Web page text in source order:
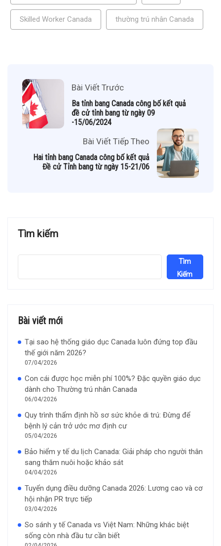
Skilled Worker Canada thường trú nhân Canada
Bài Viết Trước
Ba tỉnh bang Canada công bố kết quả
đề cử tỉnh bang từ ngày 09
-15/06/2024
Bài Viết Tiếp Theo
Hai tỉnh bang Canada công bố kết quả
Đề cử Tỉnh bang từ ngày 15-21/06
Tìm kiếm
Tìm
Kiếm
Bài viết mới
Tại sao hệ thống giáo dục Canada luôn đứng top đầu
thế giới năm 2026?
07/04/2026
Con cái được học miễn phí 100%? Đặc quyền giáo dục
dành cho Thường trú nhân Canada
06/04/2026
Quy trình thẩm định hồ sơ sức khỏe di trú: Đừng để
bệnh lý cản trở ước mơ định cư
05/04/2026
Bảo hiểm y tế du lịch Canada: Giải pháp cho người thân
sang thăm nuôi hoặc khảo sát
04/04/2026
Tuyển dụng điều dưỡng Canada 2026: Lương cao và cơ
hội nhận PR trực tiếp
03/04/2026
So sánh y tế Canada vs Việt Nam: Những khác biệt
sống còn nhà đầu tư cần biết